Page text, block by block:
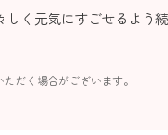
く元気にすごせるよう
だく場合がございます。